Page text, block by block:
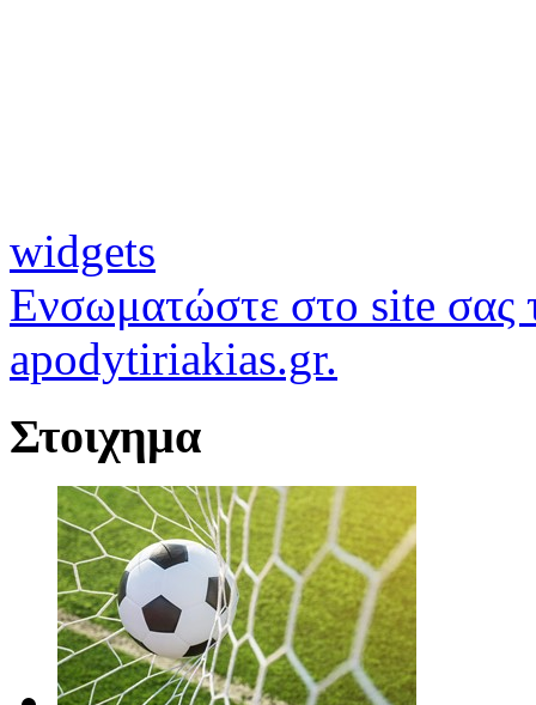
widgets
Ενσωματώστε στο site σας
apodytiriakias.gr.
Στοιχημα